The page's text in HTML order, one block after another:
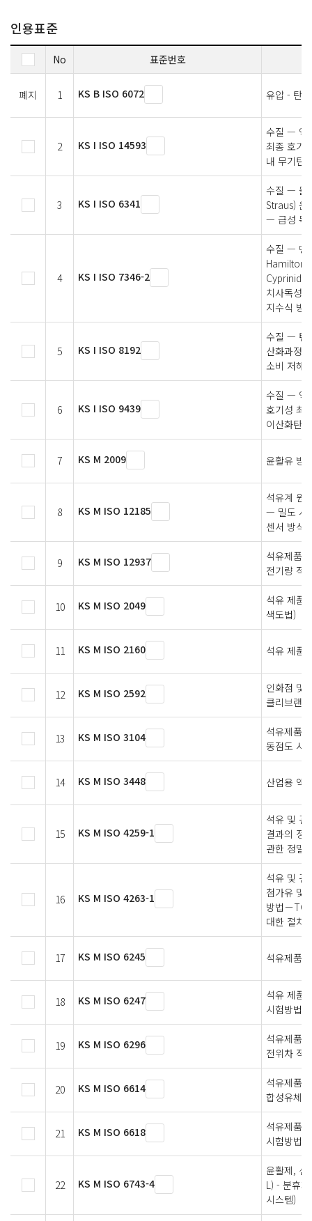
인용표준
No 표준번호
폐지 1 KS B ISO 6072 유압 - 탄
2 KS I ISO 14593
수질 — 액
최종 호기
내 무기탄
3 KS I ISO 6341
수질 — 물
Straus) 운
— 급성 독
4 KS I ISO 7346-2
수질 — 민
Hamilton-
치사독성
지수식 방
5 KS I ISO 8192
수질 — 탄
산화과정
소비 저해
6 KS I ISO 9439
수질 — 액
호기성 최
이산화탄
7 KS M 2009 윤활유 방
8 KS M ISO 12185
석유계 원
— 밀도 시
센서 방식
9 KS M ISO 12937
석유제품
전기량 적
10 KS M ISO 2049
석유 제품
색도법)
11 KS M ISO 2160 석유 제품
12 KS M ISO 2592
인화점 및
클리브랜
13 KS M ISO 3104
석유제품
동점도 시
14 KS M ISO 3448 산업용 액
15 KS M ISO 4259-1
석유 및
결과의 정
관한 정밀
16 KS M ISO 4263-1
석유 및 관
첨가유 및
방법－
대한 절차
17 KS M ISO 6245 석유제품
18 KS M ISO 6247
석유 제품
시험방법
19 KS M ISO 6296
석유제품
전위차 적
20 KS M ISO 6614
석유제품
합성유체
21 KS M ISO 6618
석유제품
시험방법 -
22 KS M ISO 6743-4
윤활제, 산
L) - 분휴
시스템)